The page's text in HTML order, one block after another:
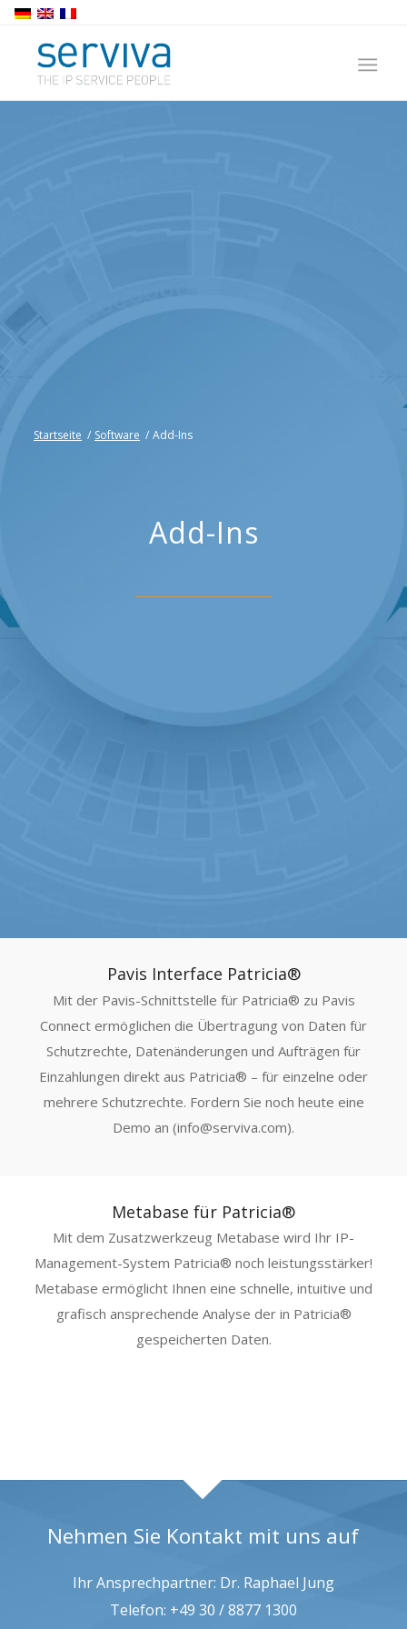
Startseite / Software / Add-Ins
Add-Ins
Pavis Interface Patricia®
Mit der Pavis-Schnittstelle für Patricia® zu Pavis
Connect ermöglichen die Übertragung von Daten für
Schutzrechte, Datenänderungen und Aufträgen für
Einzahlungen direkt aus Patricia® – für einzelne oder
mehrere Schutzrechte. Fordern Sie noch heute eine
Demo an (info@serviva.com).
Metabase für Patricia®
Mit dem Zusatzwerkzeug Metabase wird Ihr IP-
Management-System Patricia® noch leistungsstärker!
Metabase ermöglicht Ihnen eine schnelle, intuitive und
grafisch ansprechende Analyse der in Patricia®
gespeicherten Daten.
Nehmen Sie Kontakt mit uns auf
Ihr Ansprechpartner: Dr. Raphael Jung
Telefon: +49 30 / 8877 1300